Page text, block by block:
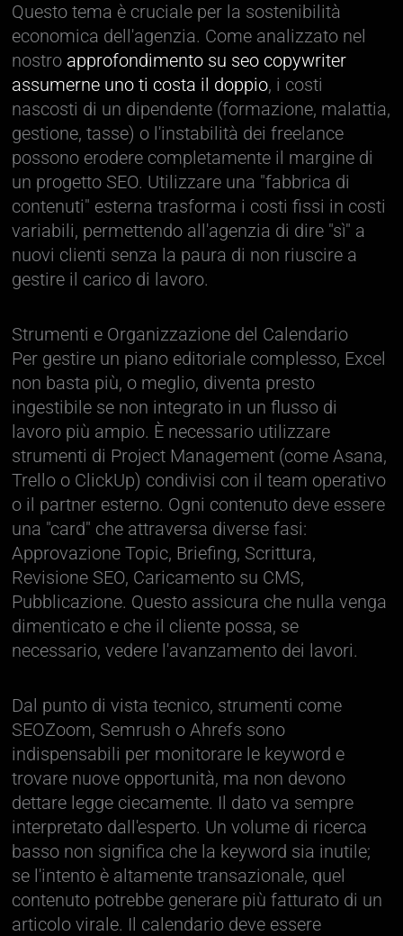
Questo tema è cruciale per la sostenibilità
economica dell'agenzia. Come analizzato nel
nostro approfondimento su seo copywriter
assumerne uno ti costa il doppio, i costi
nascosti di un dipendente (formazione, malattia,
gestione, tasse) o l'instabilità dei freelance
possono erodere completamente il margine di
un progetto SEO. Utilizzare una "fabbrica di
contenuti" esterna trasforma i costi fissi in costi
variabili, permettendo all'agenzia di dire "sì" a
nuovi clienti senza la paura di non riuscire a
gestire il carico di lavoro.
Strumenti e Organizzazione del Calendario
Per gestire un piano editoriale complesso, Excel
non basta più, o meglio, diventa presto
ingestibile se non integrato in un flusso di
lavoro più ampio. È necessario utilizzare
strumenti di Project Management (come Asana,
Trello o ClickUp) condivisi con il team operativo
o il partner esterno. Ogni contenuto deve essere
una "card" che attraversa diverse fasi:
Approvazione Topic, Briefing, Scrittura,
Revisione SEO, Caricamento su CMS,
Pubblicazione. Questo assicura che nulla venga
dimenticato e che il cliente possa, se
necessario, vedere l'avanzamento dei lavori.
Dal punto di vista tecnico, strumenti come
SEOZoom, Semrush o Ahrefs sono
indispensabili per monitorare le keyword e
trovare nuove opportunità, ma non devono
dettare legge ciecamente. Il dato va sempre
interpretato dall'esperto. Un volume di ricerca
basso non significa che la keyword sia inutile;
se l'intento è altamente transazionale, quel
contenuto potrebbe generare più fatturato di un
articolo virale. Il calendario deve essere